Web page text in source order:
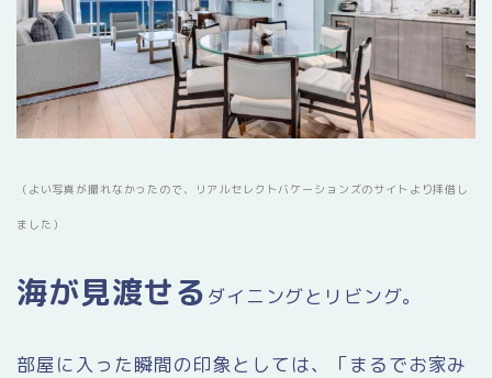
（よい写真が撮れなかったので、リアルセレクトバケーションズのサイトより拝借し
ました）
海が見渡せる ダイニングとリビング。
部屋に入った瞬間の印象としては、「まるでお家み